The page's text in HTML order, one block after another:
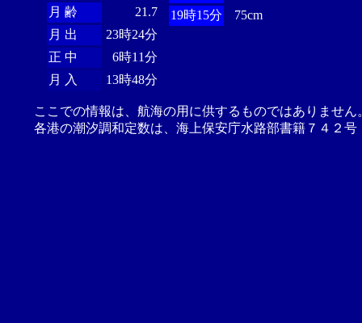
月 齢
21.7
月 出
23時24分
正 中
6時11分
月 入
13時48分
19時15分
75cm
ここでの情報は、航海の用に供するものではありませ
各港の潮汐調和定数は、海上保安庁水路部書籍７４２